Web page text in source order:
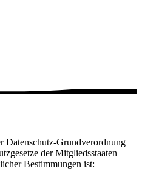
Datenschutz-Grundverordnung
der Mitgliedsstaaten
Bestimmungen ist: